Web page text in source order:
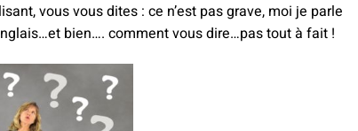
vous vous dites : ce n’est pas grave, moi je parle
bien…. comment vous dire…pas tout à fait !